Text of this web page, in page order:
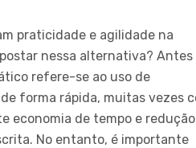
praticidade e agilidade na
nessa alternativa? Antes
refere-se ao uso de
forma rápida, muitas vezes
economia de tempo e
No entanto, é importante